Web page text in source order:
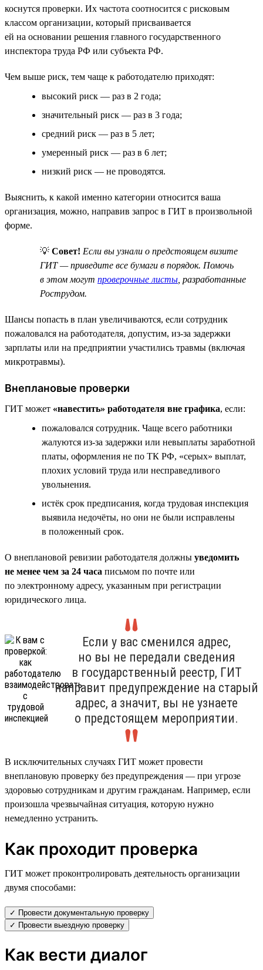
коснутся проверки. Их частота соотносится с рисковым
классом организации, который присваивается
ей на основании решения главного государственного
инспектора труда РФ или субъекта РФ.
Чем выше риск, тем чаще к работодателю приходят:
высокий риск — раз в 2 года;
значительный риск — раз в 3 года;
средний риск — раз в 5 лет;
умеренный риск — раз в 6 лет;
низкий риск — не проводятся.
Выяснить, к какой именно категории относится ваша
организация, можно, направив запрос в ГИТ в произвольной
форме.
💡 Совет! Если вы узнали о предстоящем визите
ГИТ — приведите все бумаги в порядок. Помочь
в этом могут проверочные листы , разработанные
Рострудом.
Шансы попасть в план увеличиваются, если сотрудник
пожаловался на работодателя, допустим, из-за задержки
зарплаты или на предприятии участились травмы (включая
микротравмы).
Внеплановые проверки
ГИТ может «навестить» работодателя вне графика, если:
пожаловался сотрудник. Чаще всего работники
жалуются из-за задержки или невыплаты заработной
платы, оформления не по ТК РФ, «серых» выплат,
плохих условий труда или несправедливого
увольнения.
истёк срок предписания, когда трудовая инспекция
выявила недочёты, но они не были исправлены
в положенный срок.
О внеплановой ревизии работодателя должны уведомить
не менее чем за 24 часа письмом по почте или
по электронному адресу, указанным при регистрации
юридического лица.
Если у вас сменился адрес,
но вы не передали сведения
в государственный реестр, ГИТ
направит предупреждение на старый
адрес, а значит, вы не узнаете
о предстоящем мероприятии.
В исключительных случаях ГИТ может провести
внеплановую проверку без предупреждения — при угрозе
здоровью сотрудникам и другим гражданам. Например, если
произошла чрезвычайная ситуация, которую нужно
немедленно устранить.
Как проходит проверка
ГИТ может проконтролировать деятельность организации
двумя способами:
✓ Провести документальную проверку
✓ Провести выездную проверку
Как вести диалог